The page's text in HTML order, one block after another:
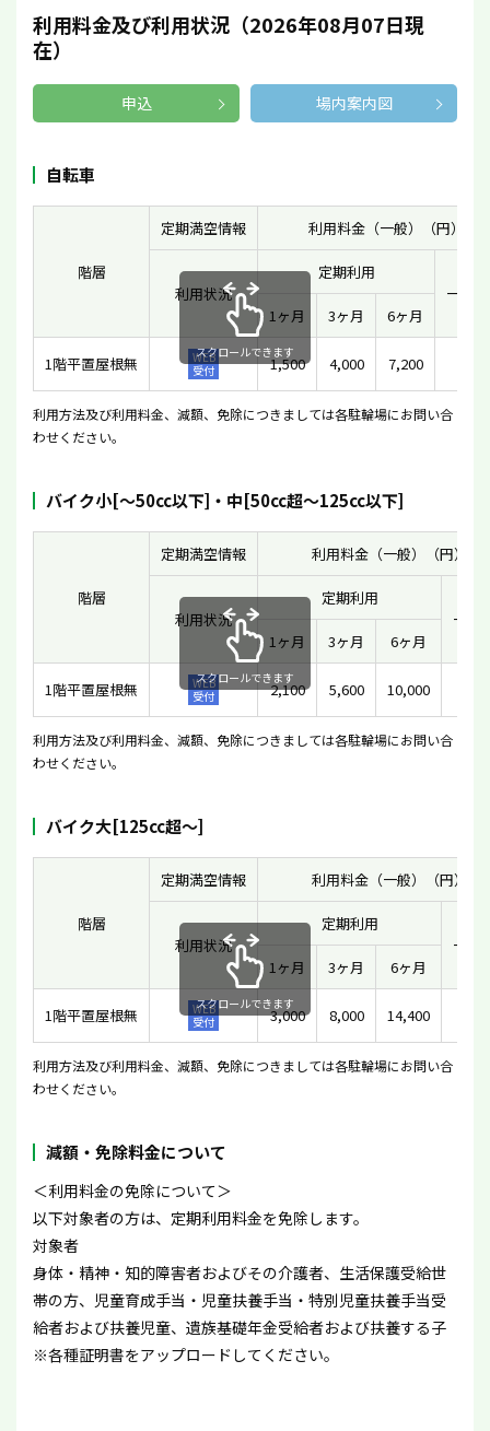
利用料金及び利用状況（2026年08月07日現
在）
申込 場内案内図
自転車
階層
定期満空情報 利用料金（一般）（円）
利用状況
定期利用
一時
1ヶ月
3ヶ月 6ヶ月
1階平置屋根無
WEB
受付
1,500 4,000 7,200
スクロールできます
利用方法及び利用料金、減額、免除につきましては各駐輪場にお問い合
わせください。
バイク小[〜50cc以下]・中[50cc超〜125cc以下]
階層
定期満空情報 利用料金（一般）（円）
利用状況
定期利用
一時
1ヶ月
3ヶ月 6ヶ月
1階平置屋根無
WEB
受付
2,100 5,600 10,000
スクロールできます
利用方法及び利用料金、減額、免除につきましては各駐輪場にお問い合
わせください。
バイク大[125cc超〜]
階層
定期満空情報 利用料金（一般）（円）
利用状況
定期利用
一時
1ヶ月
3ヶ月 6ヶ月
1階平置屋根無
WEB
受付
3,000 8,000 14,400
スクロールできます
利用方法及び利用料金、減額、免除につきましては各駐輪場にお問い合
わせください。
減額・免除料金について
＜利用料金の免除について＞
以下対象者の方は、定期利用料金を免除します。
対象者
身体・精神・知的障害者およびその介護者、生活保護受給世
帯の方、児童育成手当・児童扶養手当・特別児童扶養手当受
給者および扶養児童、遺族基礎年金受給者および扶養する子
※各種証明書をアップロードしてください。